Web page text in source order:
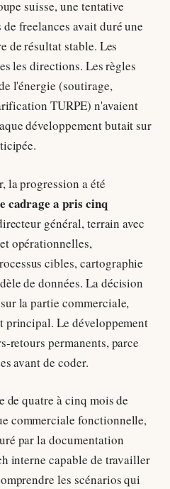
suisse, une tentative
freelances avait duré une
de résultat stable. Les
les directions. Les règles
l'énergie (soutirage,
TURPE) n'avaient
développement butait sur
la progression a été
cadrage a pris cinq
général, terrain avec
opérationnelles,
cibles, cartographie
de données. La décision
la partie commerciale,
Le développement
retours permanents, parce
avant de coder.
de quatre à cinq mois de
commerciale fonctionnelle,
par la documentation
interne capable de travailler
les scénarios qui